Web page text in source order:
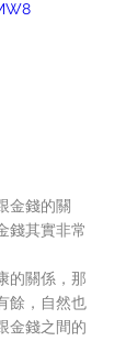
金錢的關
錢其實非常
的關係，那
餘，自然也
金錢之間的